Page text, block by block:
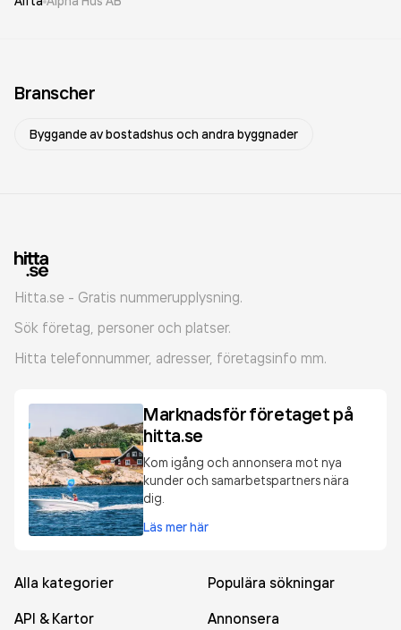
Branscher
Byggande av bostadshus och andra byggnader
Hitta.se - Gratis nummerupplysning.
Sök företag, personer och platser.
Hitta telefonnummer, adresser, företagsinfo mm.
Marknadsför företaget på
hitta.se
Kom igång och annonsera mot nya
kunder och samarbetspartners nära
dig.
Läs mer här
Alla kategorier
Populära sökningar
API & Kartor
Annonsera